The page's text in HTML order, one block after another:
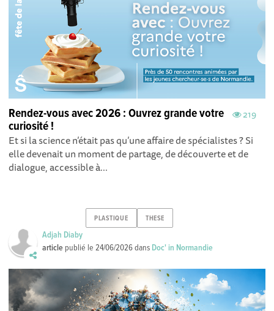
219
Rendez-vous avec 2026 : Ouvrez grande votre
curiosité !
Et si la science n’était pas qu’une affaire de spécialistes ? Si
elle devenait un moment de partage, de découverte et de
dialogue, accessible à...
PLASTIQUE THESE
Adjah Diaby
article publié le24/06/2026dans Doc' in Normandie